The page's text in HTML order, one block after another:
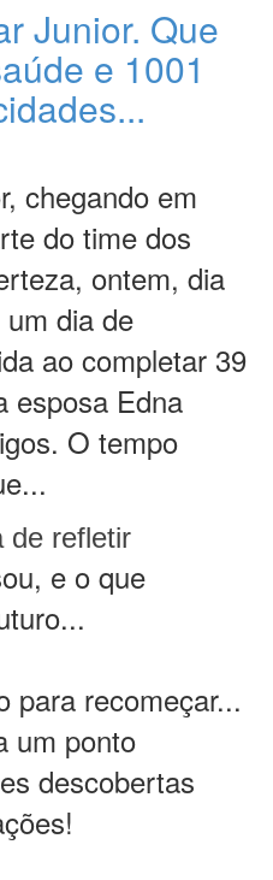
Junior. Que
e 1001
chegando em
do time dos
ontem, dia
dia de
ao completar 39
esposa Edna
O tempo
de refletir
e o que
para recomeçar...
um ponto
descobertas